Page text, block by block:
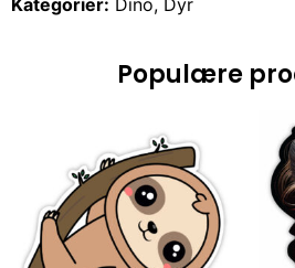
Kategorier: Dino, Dyr
Populære